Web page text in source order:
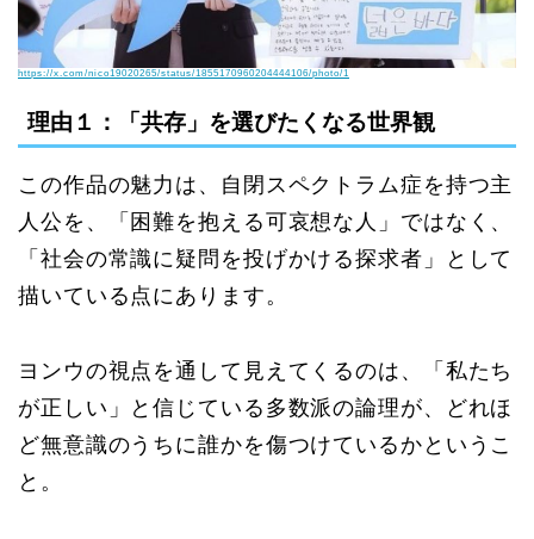
https://x.com/nico19020265/status/1855170960204444106/photo/1
理由１：「共存」を選びたくなる世界観
この作品の魅力は、自閉スペクトラム症を持つ主
人公を、「困難を抱える可哀想な人」ではなく、
「社会の常識に疑問を投げかける探求者」として
描いている点にあります。
ヨンウの視点を通して見えてくるのは、「私たち
が正しい」と信じている多数派の論理が、どれほ
ど無意識のうちに誰かを傷つけているかというこ
と。